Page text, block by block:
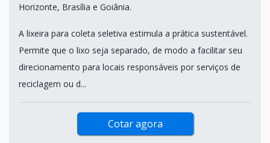
Horizonte, Brasília e Goiânia.
A lixeira para coleta seletiva estimula a prática sustentável.
Permite que o lixo seja separado, de modo a facilitar seu
direcionamento para locais responsáveis por serviços de
reciclagem ou d...
Cotar agora